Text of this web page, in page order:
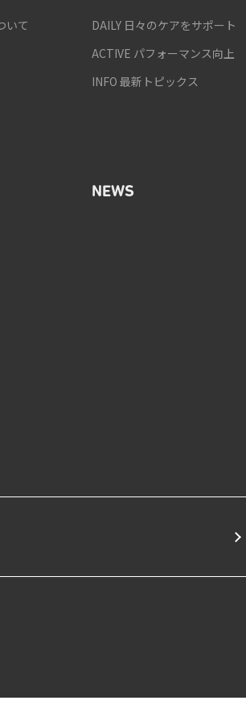
いて
DAILY 日々のケアをサポート
ACTIVE パフォーマンス向上
INFO 最新トピックス
NEWS